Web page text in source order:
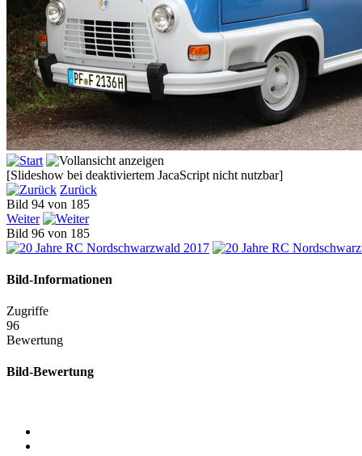
[Slideshow bei deaktiviertem JacaScript nicht nutzbar]
Zurück
Bild 94 von 185
Weiter
Bild 96 von 185
Bild-Informationen
Zugriffe
96
Bewertung
Bild-Bewertung